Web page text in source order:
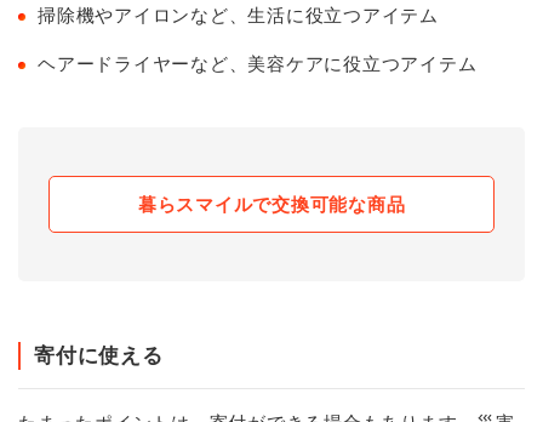
掃除機やアイロンなど、生活に役立つアイテム
ヘアードライヤーなど、美容ケアに役立つアイテム
暮らスマイルで交換可能な商品
寄付に使える